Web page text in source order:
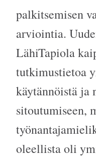
palkitsemisen
arviointia.
LähiTapiola
tutkimustietoa
käytännöistä ja
sitoutumiseen,
oleellista oli